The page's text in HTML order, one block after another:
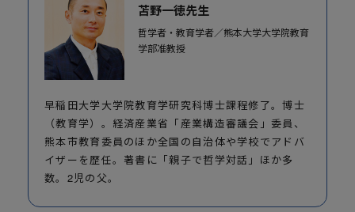
苫野一徳先生
哲学者・教育学者／熊本大学大学院教育
学部准教授
早稲田大学大学院教育学研究科博士課程修了。博士
（教育学）。経済産業省「産業構造審議会」委員、
熊本市教育委員のほか全国の自治体や学校でアドバ
イザーを歴任。著書に「親子で哲学対話」ほか多
数。2児の父。